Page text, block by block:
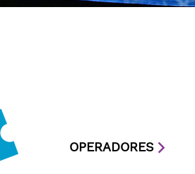
OPERADORES